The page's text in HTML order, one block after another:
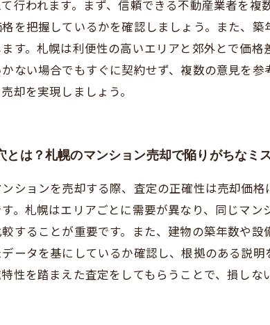
行われます。まず、信頼できる不動産業者を
を把握しているかを確認しましょう。また、
す。札幌は利便性の高いエリアと郊外とで価
ない場合でもすぐに契約せず、複数の意見を
却を実現しましょう。
とは？札幌のマンション売却で陥りがちなミ
ションを売却する際、査定の正確性は売却価
。札幌はエリアごとに需要が異なり、同じマ
することが重要です。また、建物の築年数や
ータを基にしているか確認し、根拠のある説
性を踏まえた査定をしてもらうことで、損し